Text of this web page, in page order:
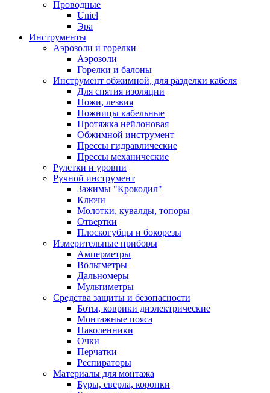
Проводные
Uniel
Эра
Инструменты
Аэрозоли и горелки
Аэрозоли
Горелки и балоны
Инструмент обжимной, для разделки кабеля
Для снятия изоляции
Ножи, лезвия
Ножницы кабельные
Протяжка нейлоновая
Обжимной инструмент
Прессы гидравлические
Прессы механические
Рулетки и уровни
Ручной инструмент
Зажимы "Крокодил"
Ключи
Молотки, кувалды, топоры
Отвертки
Плоскогубцы и бокорезы
Измерительные приборы
Амперметры
Вольтметры
Дальномеры
Мультиметры
Средства защиты и безопасности
Боты, коврики диэлектрические
Монтажные пояса
Наколенники
Очки
Перчатки
Респираторы
Материалы для монтажа
Буры, сверла, коронки